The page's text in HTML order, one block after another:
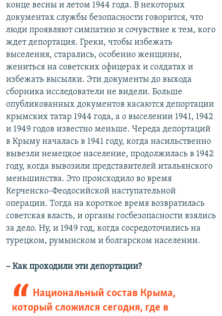
конце весны и летом 1944 года. В некоторых
документах службы безопасности говорится, что
люди проявляют симпатию и сочувствие к тем, кого
ждет депортация. Греки, чтобы избежать
выселения, старались, особенно женщины,
жениться на советских офицерах и солдатах и
избежать высылки. Эти документы до выхода
сборника исследователи не видели. Больше
опубликованных документов касаются депортации
крымских татар 1944 года, а о выселении 1941, 1942
и 1949 годов известно меньше. Череда депортаций
в Крыму началась в 1941 году, когда насильственно
вывезли немецкое население, продолжилась в 1942
году, когда вывозили представителей итальянского
меньшинства. Это происходило во время
Керченско-Феодосийской наступательной
операции. Тогда на короткое время возвратилась
советская власть, и органы госбезопасности взялись
за дело. Ну, и 1949 год, когда сосредоточились на
турецком, румынском и болгарском населении.
–​ Как проходили эти депортации?
Национальный состав Крыма,
который сложился сегодня, где в